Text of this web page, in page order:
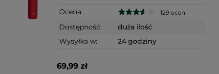
Ocena: 129 ocen
Dostępność:
duża ilość
Wysyłka w:
24 godziny
69,99 zł